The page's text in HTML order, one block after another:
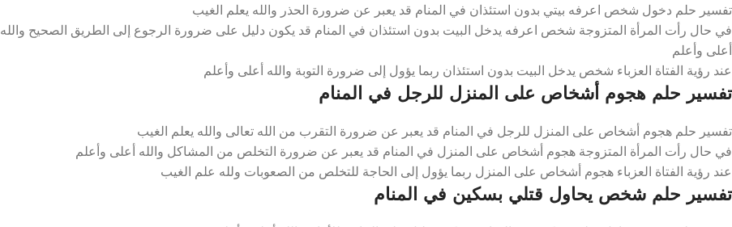
تفسير حلم دخول شخص اعرفه بيتي بدون استئذان في المنام قد يعبر عن ضرورة الحذر والله يعلم الغيب
في حال رأت المرأة المتزوجة شخص اعرفه يدخل البيت بدون استئذان في المنام قد يكون دليل على ضرورة الرجوع إلى الطريق الصحيح والله
أعلى وأعلم
عند رؤية الفتاة العزباء شخص يدخل البيت بدون استئذان ربما يؤول إلى ضرورة التوبة والله أعلى وأعلم
تفسير حلم هجوم أشخاص على المنزل للرجل في المنام
تفسير حلم هجوم أشخاص على المنزل للرجل في المنام قد يعبر عن ضرورة التقرب من الله تعالى والله يعلم الغيب
في حال رأت المرأة المتزوجة هجوم أشخاص على المنزل في المنام قد يعبر عن ضرورة التخلص من المشاكل والله أعلى وأعلم
عند رؤية الفتاة العزباء هجوم أشخاص على المنزل ربما يؤول إلى الحاجة للتخلص من الصعوبات ولله علم الغيب
تفسير حلم شخص يحاول قتلي بسكين في المنام